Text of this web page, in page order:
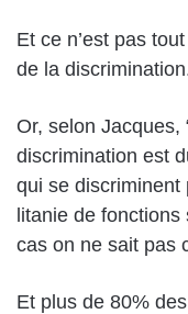
Et ce n’est pas
de la
Or, selon Jacques,
discrimination est
qui se discriminent
litanie de
cas on ne sait pas
Et plus de 80%